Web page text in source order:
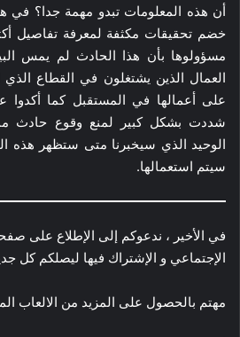
أن هذه المعلومات تبدو مهمة جدا؟ في
خضم تحقيقات مكثفة لمعرفة تفاصيل
مسؤولوها بأن هذا الحادث لم يمس
العمال الذين يشتغلون في القطاع
على أعمالها في المستقبل كما أكدوا
شددت بشكل كبير لمنع وقوع حادث
الوحيد الذي سيخبرنا متى ستظهر هذه
سيتم استعمالها.
في الأخير ، ندعوكم إلى الإطلاع على
الإجتماعي و الإشتراك فيها ليصلكم كل
مهتم بالحصول على المزيد من الالعاب